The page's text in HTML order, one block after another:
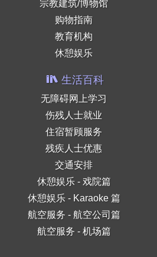
宗教建筑/博物馆
购物指南
教育机构
休憩娱乐
生活百科
无障碍网上学习
伤残人士就业
住宿暂顾服务
残疾人士优惠
交通安排
休憩娱乐 - 戏院篇
休憩娱乐 - Karaoke 篇
航空服务 - 航空公司篇
航空服务 - 机场篇